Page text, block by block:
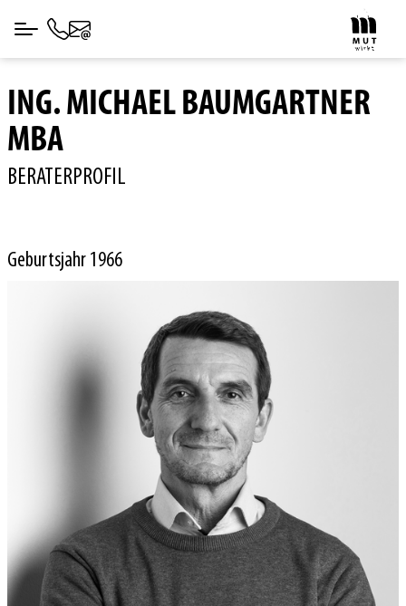
ING. MICHAEL BAUMGARTNER
MBA
BERATERPROFIL
Geburtsjahr 1966